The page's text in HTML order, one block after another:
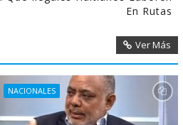
En Rutas
Ver Más
NACIONALES